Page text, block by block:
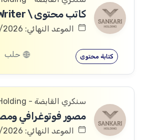
كاتب محتوى \ Copy Writer
الموعد النهائي: 15/08/2026
كتابة محتوى حلب
سنكري القابضة - Sankari Holding
مصور فوتوغرافي
الموعد النهائي: 15/08/2026